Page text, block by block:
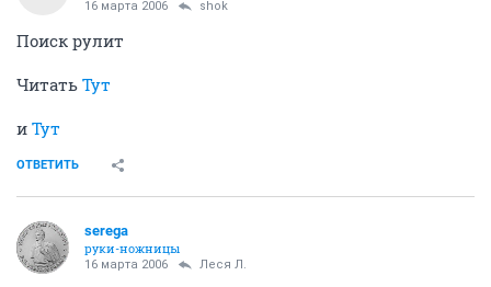
16 марта 2006 shok
Поиск рулит
Читать Тут
и Тут
ОТВЕТИТЬ
serega
руки-ножницы
16 марта 2006 Леся Л.